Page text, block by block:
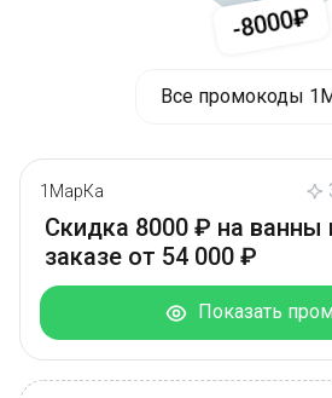
-8000₽
Все промокоды
1МарКа
Скидка 8000 ₽ на ванны
заказе от 54 000 ₽
Показать